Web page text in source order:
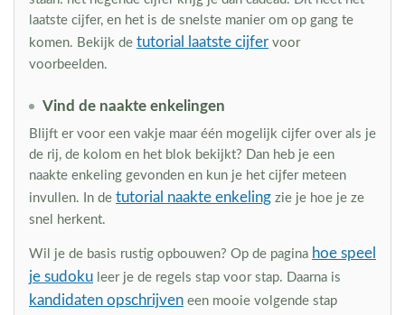
laatste cijfer, en het is de snelste manier om op gang te
komen. Bekijk de tutorial laatste cijfer voor
voorbeelden.
Vind de naakte enkelingen
Blijft er voor een vakje maar één mogelijk cijfer over als je
de rij, de kolom en het blok bekijkt? Dan heb je een
naakte enkeling gevonden en kun je het cijfer meteen
invullen. In de tutorial naakte enkeling zie je hoe je ze
snel herkent.
Wil je de basis rustig opbouwen? Op de pagina hoe speel
je sudoku leer je de regels stap voor stap. Daarna is
kandidaten opschrijven een mooie volgende stap